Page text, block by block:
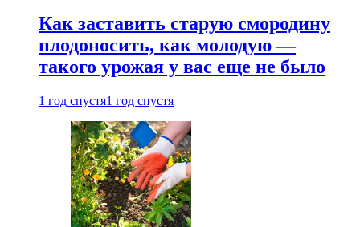
Как заставить старую смородину
плодоносить, как молодую —
такого урожая у вас еще не было
1 год спустя1 год спустя